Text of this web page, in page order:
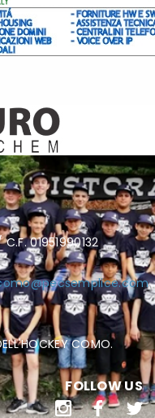
01951990132
COMO.
FOLLOW US